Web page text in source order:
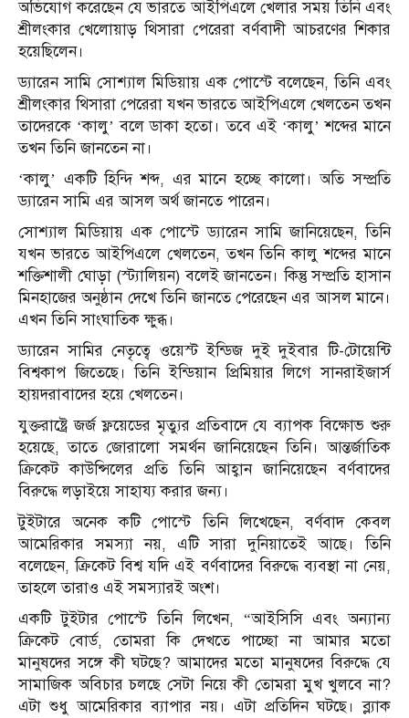
অভিযোগ করেছেন যে ভারতে আইপিএলে খেলার সময় তিনি এবং
শ্রীলংকার খেলোয়াড় থিসারা পেরেরা বর্ণবাদী আচরণের শিকার
হয়েছিলেন।
ড্যারেন সামি সোশ্যাল মিডিয়ায় এক পোস্টে বলেছেন, তিনি এবং
শ্রীলংকার থিসারা পেরেরা যখন ভারতে আইপিএলে খেলতেন তখন
তাদেরকে ‘কালু’ বলে ডাকা হতো। তবে এই ‘কালু’ শব্দের মানে
তখন তিনি জানতেন না।
‘কালু’ একটি হিন্দি শব্দ, এর মানে হচ্ছে কালো। অতি সম্প্রতি
ড্যারেন সামি এর আসল অর্থ জানতে পারেন।
সোশ্যাল মিডিয়ায় এক পোস্টে ড্যারেন সামি জানিয়েছেন, তিনি
যখন ভারতে আইপিএলে খেলতেন, তখন তিনি কালু শব্দের মানে
শক্তিশালী ঘোড়া (স্ট্যালিয়ন) বলেই জানতেন। কিন্তু সম্প্রতি হাসান
মিনহাজের অনুষ্ঠান দেখে তিনি জানতে পেরেছেন এর আসল মানে।
এখন তিনি সাংঘাতিক ক্ষুব্ধ।
ড্যারেন সামির নেতৃত্বে ওয়েস্ট ইন্ডিজ দুই দুইবার টি-টোয়েন্টি
বিশ্বকাপ জিতেছে। তিনি ইন্ডিয়ান প্রিমিয়ার লিগে সানরাইজার্স
হায়দরাবাদের হয়ে খেলতেন।
যুক্তরাষ্ট্রে জর্জ ফ্লয়েডের মৃত্যুর প্রতিবাদে যে ব্যাপক বিক্ষোভ শুরু
হয়েছে, তাতে জোরালো সমর্থন জানিয়েছেন তিনি। আন্তর্জাতিক
ক্রিকেট কাউন্সিলের প্রতি তিনি আহ্বান জানিয়েছেন বর্ণবাদের
বিরুদ্ধে লড়াইয়ে সাহায্য করার জন্য।
টুইটারে অনেক কটি পোস্টে তিনি লিখেছেন, বর্ণবাদ কেবল
আমেরিকার সমস্যা নয়, এটি সারা দুনিয়াতেই আছে। তিনি
বলেছেন, ক্রিকেট বিশ্ব যদি এই বর্ণবাদের বিরুদ্ধে ব্যবস্থা না নেয়,
তাহলে তারাও এই সমস্যারই অংশ।
‍একটি টুইটার পোস্টে তিনি লিখেন, ‍“আইসিসি এবং অন্যান্য
ক্রিকেট বোর্ড, তোমরা কি দেখতে পাচ্ছো না আমার মতো
মানুষদের সঙ্গে কী ঘটছে? আমাদের মতো মানুষদের বিরুদ্ধে যে
সামাজিক অবিচার চলছে সেটা নিয়ে কী তোমরা মুখ খুলবে না?
এটা শুধু আমেরিকার ব্যাপার নয়। এটা প্রতিদিন ঘটছে। ব্ল্যাক